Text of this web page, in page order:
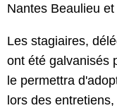
Nantes Beaulieu
Les stagiaires,
ont été galvanisés
le permettra
lors des